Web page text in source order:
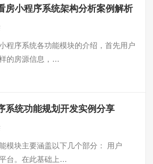
房小程序系统架构分析案例解析
程序系统各功能模块的介绍，首先用户
的房源信息，…
系统功能规划开发实例分享
模块主要涵盖以下几个部分： 用户
台。在此基础上…